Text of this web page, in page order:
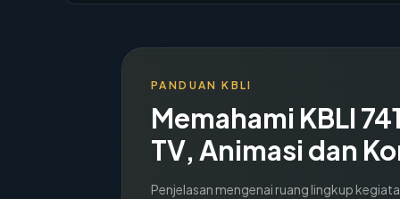
PANDUAN KBLI
Memahami KBLI
TV, Animasi dan
Penjelasan mengenai ruang lingkup